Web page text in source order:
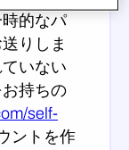
的なパ
りしま
いない
持ちの
self-
ントを作